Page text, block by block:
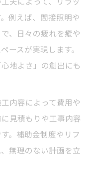
ある戸建て・マン
例えば、間接照明や
、日々の疲れを癒や
ースが実現します。
地よさ」の創出にも
内容によって費用や
見積もりや工事内容
。補助金制度やリフ
無理のない計画を立